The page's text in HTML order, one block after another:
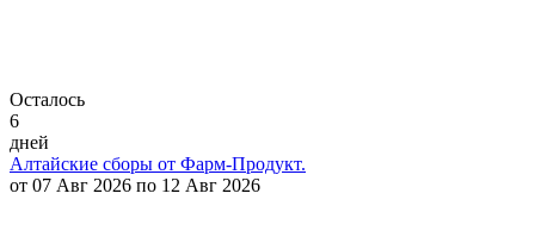
Осталось
6
дней
Алтайские сборы от Фарм-Продукт.
от 07 Авг 2026 по 12 Авг 2026